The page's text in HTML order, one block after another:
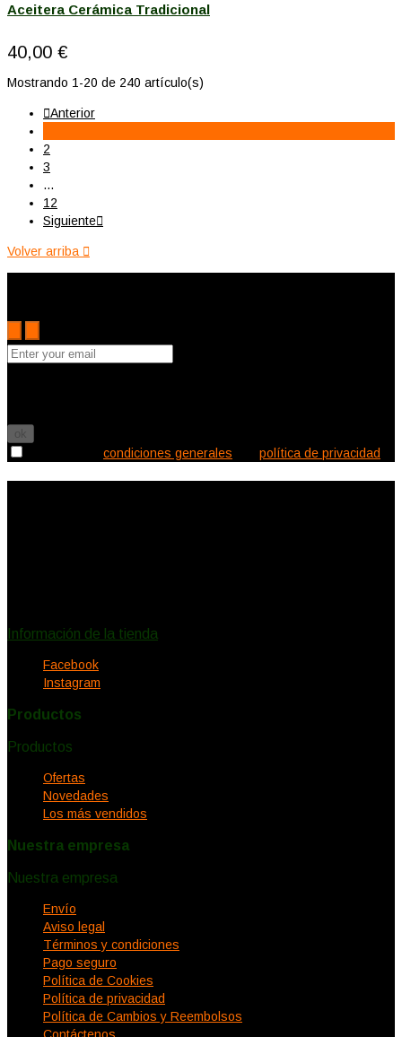
Aceitera Cerámica Tradicional
40,00 €
Mostrando 1-20 de 240 artículo(s)
Anterior
2
3
…
12
Siguiente
Volver arriba 
condiciones generales política de privacidad
Información de la tienda
Facebook
Instagram
Productos
Productos
Ofertas
Novedades
Los más vendidos
Nuestra empresa
Nuestra empresa
Envío
Aviso legal
Términos y condiciones
Pago seguro
Política de Cookies
Política de privacidad
Política de Cambios y Reembolsos